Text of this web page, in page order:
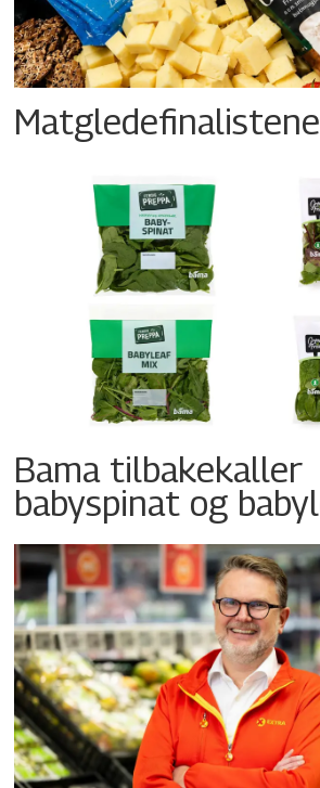
Bama tilbakekaller
babyspinat og